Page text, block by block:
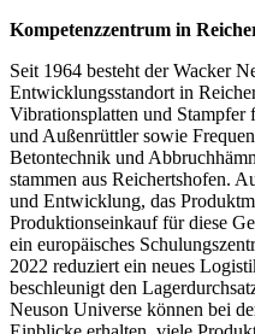
Kompetenzzentrum in
Seit 1964 besteht der Wacker
Entwicklungsstandort in
Vibrationsplatten und
und Außenrüttler sowie
Betontechnik und
stammen aus Reichertshofen.
und Entwicklung, das
Produktionseinkauf für diese
ein europäisches
2022 reduziert ein neues
beschleunigt den
Neuson Universe können bei